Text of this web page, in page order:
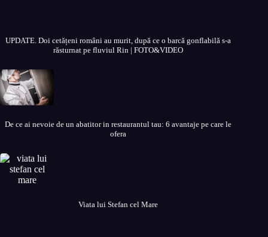
UPDATE. Doi cetățeni români au murit, după ce o barcă gonflabilă s-a
răsturnat pe fluviul Rin | FOTO&VIDEO
De ce ai nevoie de un abatitor in restaurantul tau: 6 avantaje pe care le
ofera
Viata lui Stefan cel Mare